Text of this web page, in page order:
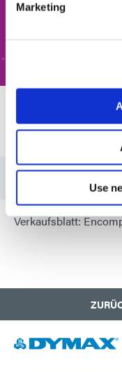
Marketing
Use
Ressourcen
Verkaufsblatt:
Verkaufsblatt: